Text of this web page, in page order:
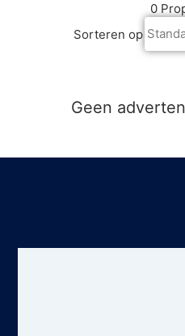
0
Sorteren op
Geen